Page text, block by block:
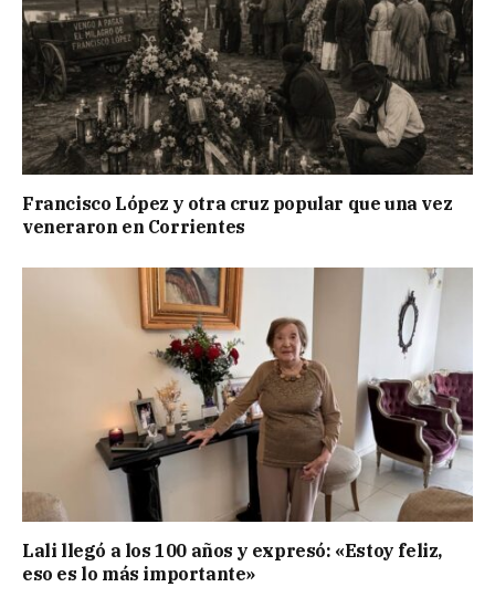
Francisco López y otra cruz popular que una vez
veneraron en Corrientes
Lali llegó a los 100 años y expresó: «Estoy feliz,
eso es lo más importante»